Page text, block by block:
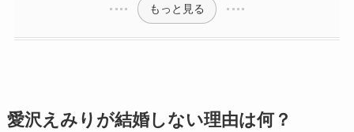
もっと見る
愛沢えみりが結婚しない理由は何？